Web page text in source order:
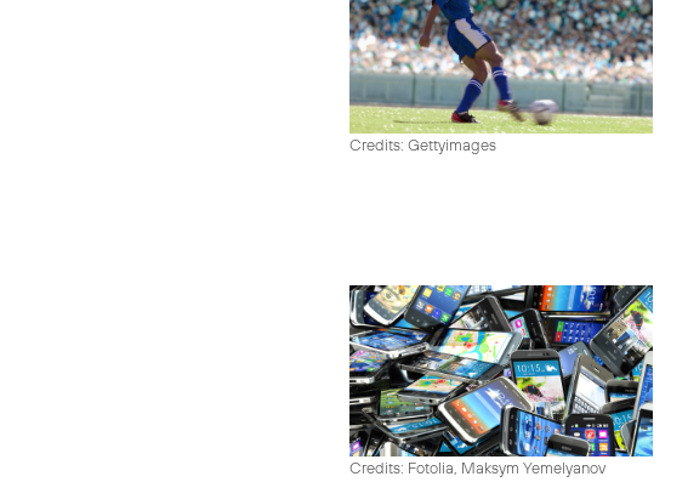
Credits: Gettyimages
Credits: Fotolia, Maksym Yemelyanov